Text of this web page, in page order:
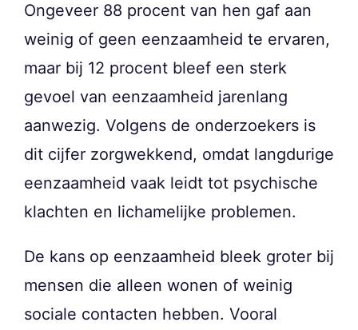
Ongeveer 88 procent van hen gaf aan
weinig of geen eenzaamheid te ervaren,
maar bij 12 procent bleef een sterk
gevoel van eenzaamheid jarenlang
aanwezig. Volgens de onderzoekers is
dit cijfer zorgwekkend, omdat langdurige
eenzaamheid vaak leidt tot psychische
klachten en lichamelijke problemen.
De kans op eenzaamheid bleek groter bij
mensen die alleen wonen of weinig
sociale contacten hebben. Vooral